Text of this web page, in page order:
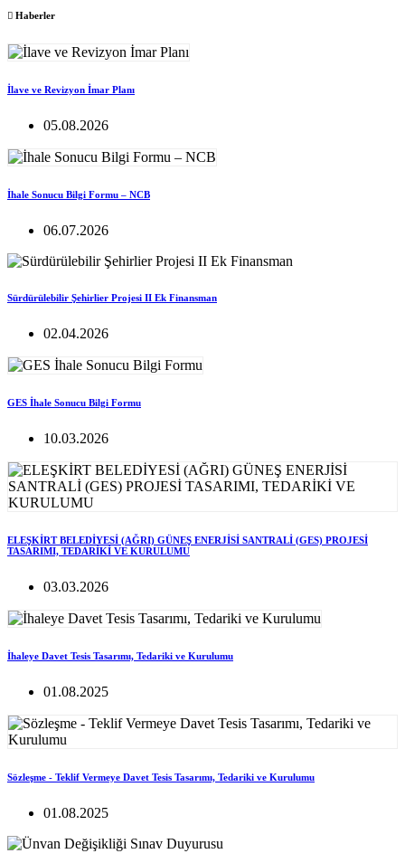
Haberler
İlave ve Revizyon İmar Planı
05.08.2026
İhale Sonucu Bilgi Formu – NCB
06.07.2026
Sürdürülebilir Şehirlier Projesi II Ek Finansman
02.04.2026
GES İhale Sonucu Bilgi Formu
10.03.2026
ELEŞKİRT BELEDİYESİ (AĞRI) GÜNEŞ ENERJİSİ SANTRALİ (GES) PROJESİ
TASARIMI, TEDARİKİ VE KURULUMU
03.03.2026
İhaleye Davet Tesis Tasarımı, Tedariki ve Kurulumu
01.08.2025
Sözleşme - Teklif Vermeye Davet Tesis Tasarımı, Tedariki ve Kurulumu
01.08.2025